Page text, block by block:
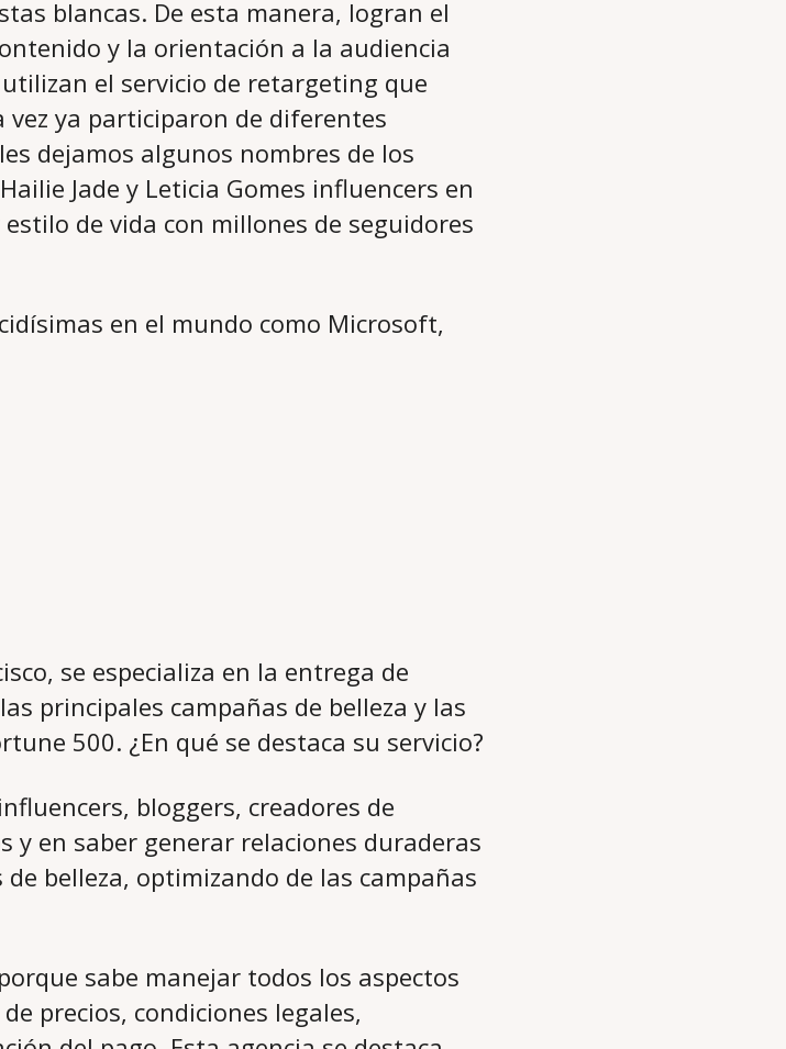
blancas. De esta manera, logran el
y la orientación a la audiencia
el servicio de retargeting que
ya participaron de diferentes
dejamos algunos nombres de los
Jade y Leticia Gomes influencers en
de vida con millones de seguidores
en el mundo como Microsoft,
se especializa en la entrega de
principales campañas de belleza y las
500. ¿En qué se destaca su servicio?
bloggers, creadores de
y en saber generar relaciones duraderas
belleza, optimizando de las campañas
sabe manejar todos los aspectos
precios, condiciones legales,